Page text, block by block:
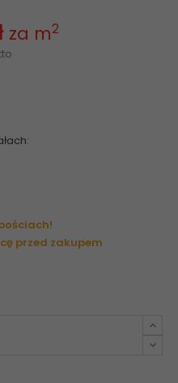
za m2
przed zakupem